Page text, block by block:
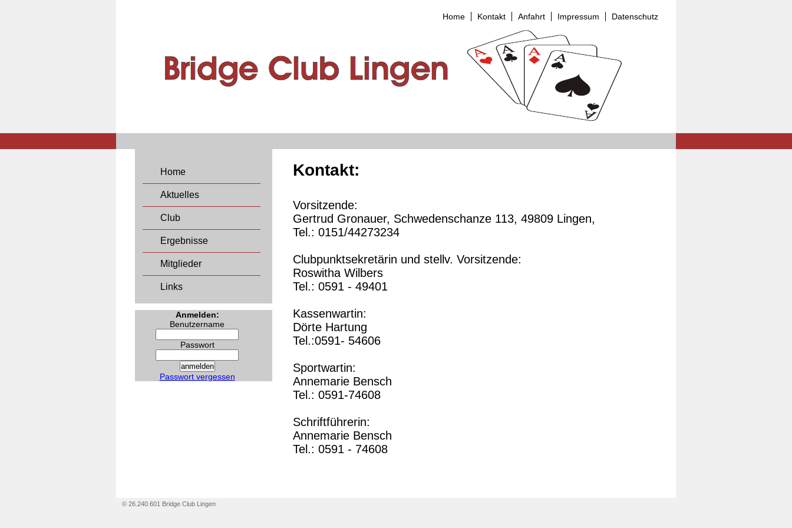
Home Kontakt Anfahrt Impressum Datenschutz
Home
Aktuelles
Club
Ergebnisse
Mitglieder
Links
Anmelden:
Benutzername
Passwort
Passwort vergessen
Kontakt:
Vorsitzende:
Gertrud Gronauer, Schwedenschanze 113, 49809 Lingen,
Tel.: 0151/44273234
Clubpunktsekretärin und stellv. Vorsitzende:
Roswitha Wilbers
Tel.: 0591 - 49401
Kassenwartin:
Dörte Hartung
Tel.:0591- 54606
Sportwartin:
Annemarie Bensch
Tel.: 0591-74608
Schriftführerin:
Annemarie Bensch
Tel.: 0591 - 74608
© 26.240.601 Bridge Club Lingen